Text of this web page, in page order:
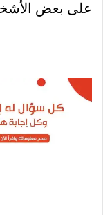
على بعض